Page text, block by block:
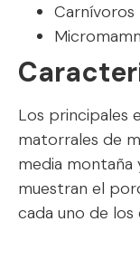
Carnívoros
Los principales
matorrales de
media montaña
muestran el
cada uno de